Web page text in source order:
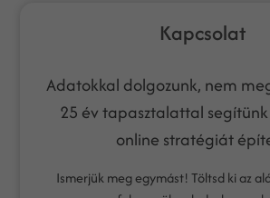
Kapcsolat
Adatokkal dolgozunk, nem
25 év tapasztalattal
online stratégiát
Ismerjük meg egymást! Töltsd ki az